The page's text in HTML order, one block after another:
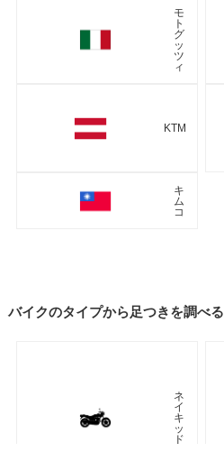
モ
ト
グ
ッ
ツ
ィ
KTM
キ
ム
コ
バイクのタイプから足つきを調べる
ネ
イ
キ
ッ
ド